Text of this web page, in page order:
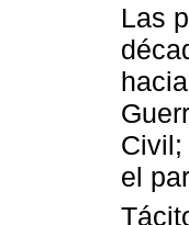
Las
Civil;
el